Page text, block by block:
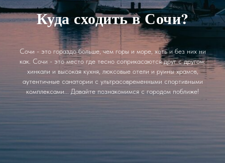
Куда сходить в Сочи?
Сочи - это гораздо больше, чем горы и море, хоть и без них ни
как. Сочи - это место где тесно соприкасаются друг с другом:
хинкали и высокая кухня, люксовые отели и руины храмов,
аутентичные санатории с ультрасовременными спортивными
комплексами... Давайте познакомимся с городом поближе!